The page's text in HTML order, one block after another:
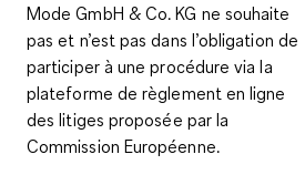
Mode GmbH & Co. KG ne souhaite
pas et n’est pas dans l’obligation de
participer à une procédure via la
plateforme de règlement en ligne
des litiges proposée par la
Commission Européenne.